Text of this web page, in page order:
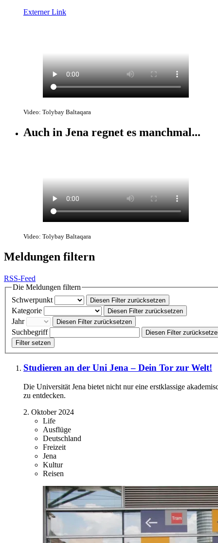
Externer Link
Video: Tolybay Baltaqara
Auch in Jena regnet es manchmal...
Video: Tolybay Baltaqara
Meldungen filtern
RSS-Feed
Die Meldungen filtern
Schwerpunkt
Diesen Filter zurücksetzen
Kategorie Diesen Filter zurücksetzen
Jahr Diesen Filter zurücksetzen
Suchbegriff
Diesen Filter
Filter setzen
Studieren an der Uni Jena – Dein Tor zur Welt!
Die Universität Jena bietet nicht nur eine erstklassige
zu entdecken.
2. Oktober 2024
Life
Ausflüge
Deutschland
Freizeit
Jena
Kultur
Reisen